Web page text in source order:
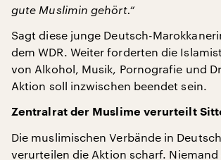
gute Muslimin gehört.“
Sagt diese junge Deutsch-
dem WDR. Weiter forderten die
von Alkohol, Musik, Pornografie und
Aktion soll inzwischen beendet sein.
Zentralrat der Muslime verurteilt
Die muslimischen Verbände in
verurteilen die Aktion scharf.